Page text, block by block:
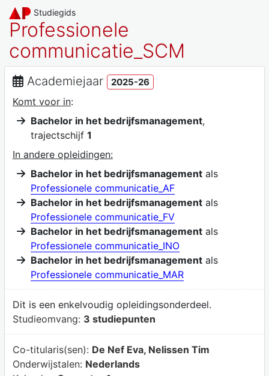
Studiegids
Professionele
communicatie_SCM
Academiejaar 2025-26
Komt voor in:
Bachelor in het bedrijfsmanagement,
trajectschijf 1
In andere opleidingen:
Bachelor in het bedrijfsmanagementals
Professionele communicatie_AF
Bachelor in het bedrijfsmanagementals
Professionele communicatie_FV
Bachelor in het bedrijfsmanagementals
Professionele communicatie_INO
Bachelor in het bedrijfsmanagementals
Professionele communicatie_MAR
Dit is een enkelvoudig opleidingsonderdeel.
Studieomvang: 3 studiepunten
Co-titularis(sen): De Nef Eva, Nelissen Tim
Onderwijstalen: Nederlands